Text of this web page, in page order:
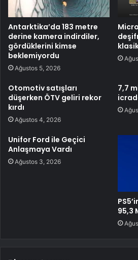
Antarktika’da 183 metre
derine kamera indirdiler,
gördüklerini kimse
beklemiyordu
Ağustos 5, 2026
Otomotiv satışları
düşerken ÖTV geliri rekor
kırdı
Ağustos 4, 2026
7,7
Unifor Ford ile Geçici
Anlaşmaya Vardı
Ağustos 3, 2026
95,3